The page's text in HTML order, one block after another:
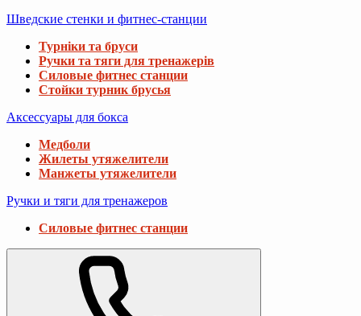
Шведские стенки и фитнес-станции
Турніки та бруси
Ручки та тяги для тренажерів
Силовые фитнес станции
Стойки турник брусья
Аксессуары для бокса
Медболи
Жилеты утяжелители
Манжеты утяжелители
Ручки и тяги для тренажеров
Силовые фитнес станции